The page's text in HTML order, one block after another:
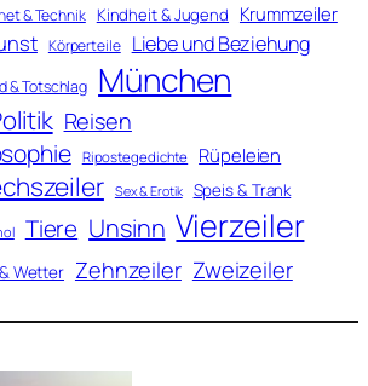
& Technik Kindheit & Jugend Krummzeiler
Körperteile Liebe und Beziehung
& Totschlag München
Reisen
Ripostegedichte Rüpeleien
Sex & Erotik Speis & Trank
Tiere Unsinn Vierzeiler
Wetter Zehnzeiler Zweizeiler